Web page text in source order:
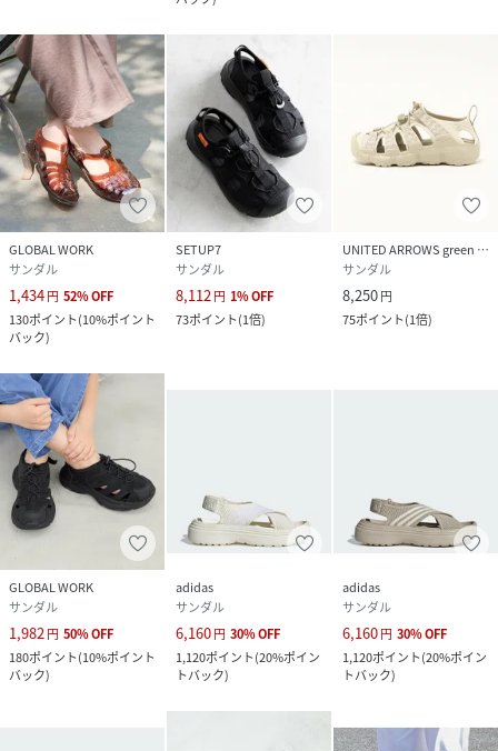
GLOBAL WORK
サンダル
1,434円 52%OFF
130ポイント(10%ポイント
バック)
SETUP7
サンダル
8,112 円 1%OFF
73ポイント(1倍)
UNITED ARROWS green label relaxing
サンダル
8,250円
75ポイント(1倍)
GLOBAL WORK
サンダル
1,982円 50%OFF
180ポイント(10%ポイント
バック)
adidas
サンダル
6,160円 30%OFF
1,120ポイント(20%ポイン
トバック)
adidas
サンダル
6,160円 30%OFF
1,120ポイント(20%ポイン
トバック)